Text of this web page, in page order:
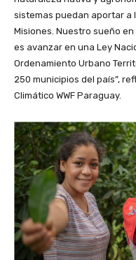
sistemas puedan aportar a
Misiones. Nuestro sueño
es avanzar en una Ley
Ordenamiento Urbano
250 municipios del país”,
Climático WWF Paraguay.